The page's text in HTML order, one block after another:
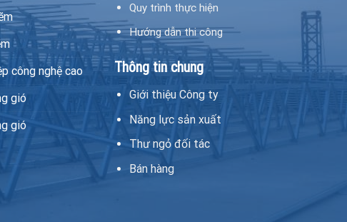
công nghệ cao
gió
gió
Quy trình thực hiện
Hướng dẫn thi công
Thông tin chung
Giới thiệu Công ty
Năng lực sản xuất
Thư ngỏ đối tác
Bán hàng